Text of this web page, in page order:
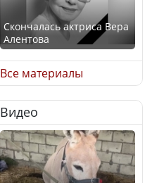
Скончалась актриса Вера
Алентова
В РФ вынесен заочный
приговор по уголовному
делу об убийстве Игоря
Талькова
Все материалы
Видео